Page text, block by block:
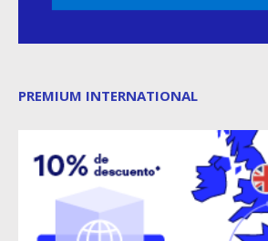
PREMIUM INTERNATIONAL